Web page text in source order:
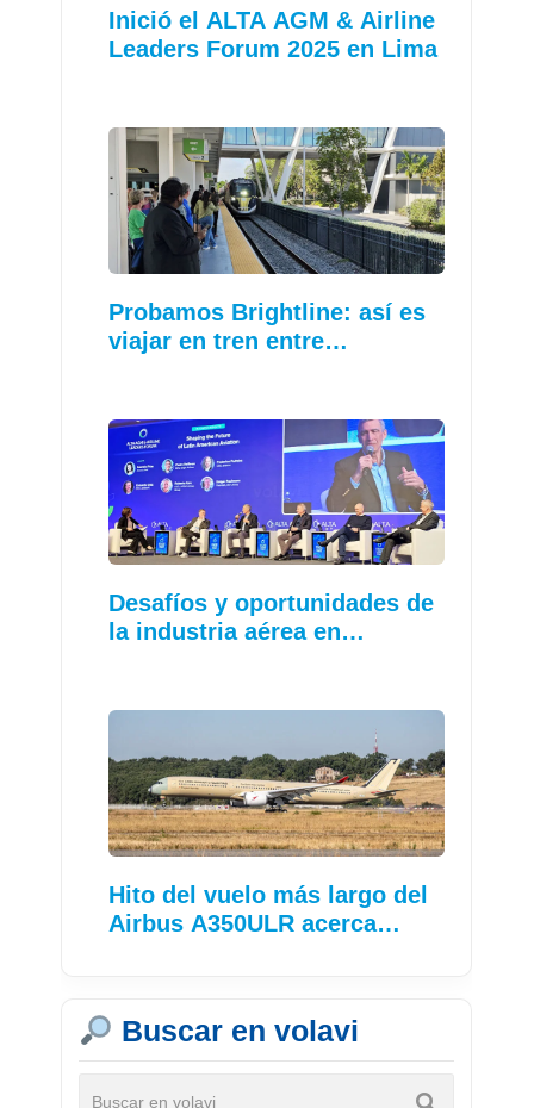
Inició el ALTA AGM & Airline
Leaders Forum 2025 en Lima
Probamos Brightline: así es
viajar en tren entre…
Desafíos y oportunidades de
la industria aérea en…
Hito del vuelo más largo del
Airbus A350ULR acerca…
Buscar en volavi